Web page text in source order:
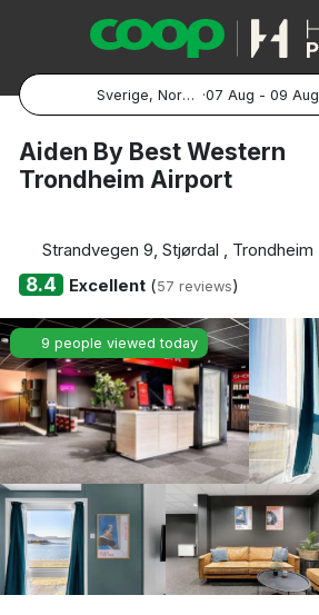
Sverige, Norge, Danmark ·07 Aug - 09 Aug
Popular Destinations:
Hela Sverige
Stockholm
Göteborg
Malmö
Hela Norge
Oslo
Bergen
Hela Danmark
Aiden By Best Western
Trondheim Airport
Strandvegen 9, Stjørdal , Trondheim
8.4 Excellent(57 reviews)
9 people viewed today